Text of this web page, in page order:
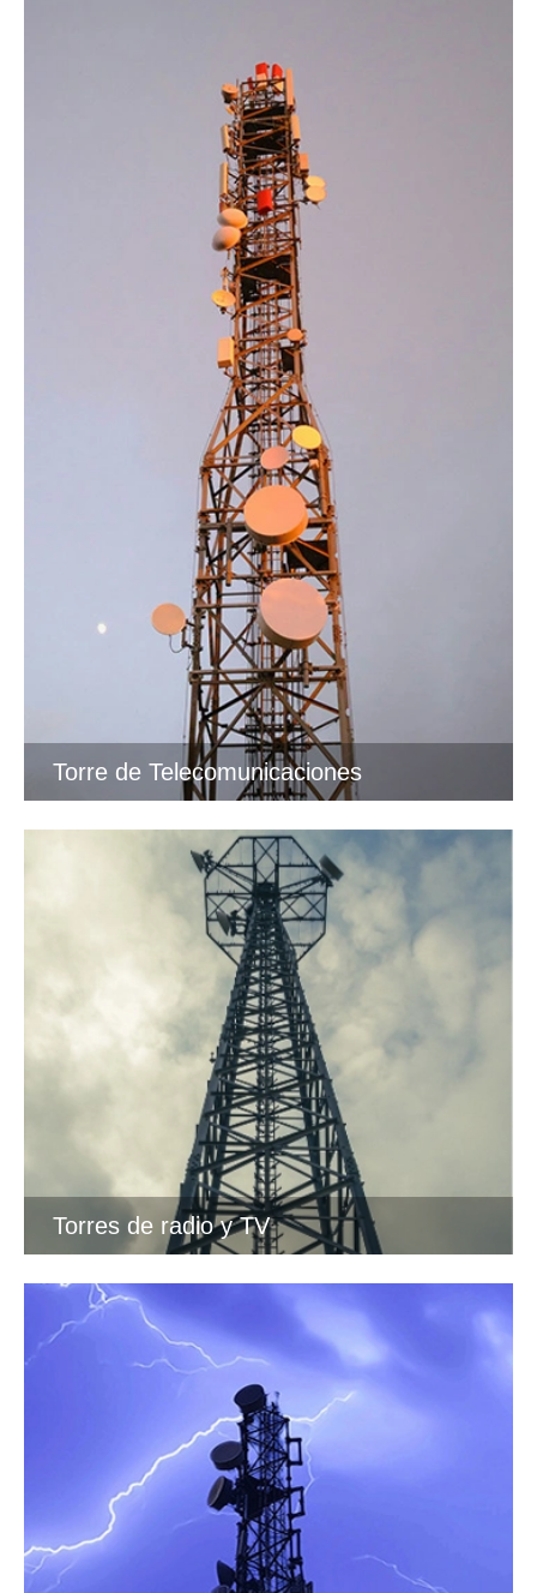
Torre de Telecomunicaciones
Torres de radio y TV